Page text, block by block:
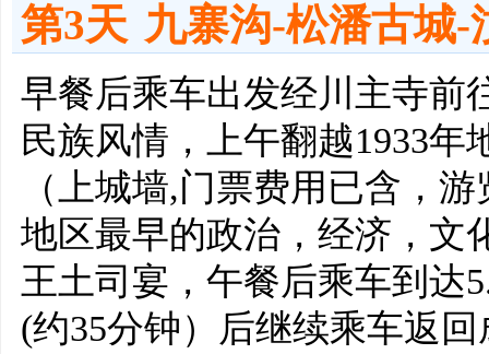
第3天 九寨沟-松潘古城-
早餐后乘车出发经川主寺前
民族风情，上午翻越1933
（上城墙,门票费用已含，
地区最早的政治，经济，文
王土司宴，午餐后乘车到达
(约35分钟）后继续乘车返